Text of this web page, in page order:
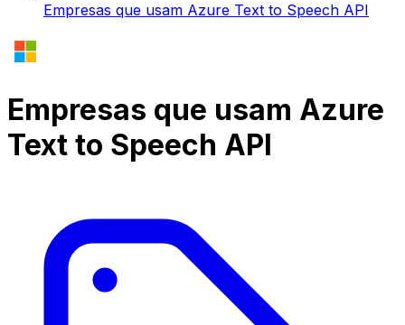
Empresas que usam Azure Text to Speech API
Empresas que usam Azure
Text to Speech API